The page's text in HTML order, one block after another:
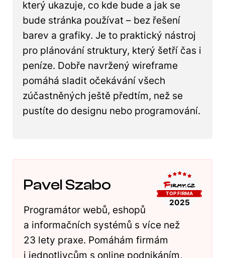
který ukazuje, co kde bude a jak se
bude stránka používat – bez řešení
barev a grafiky. Je to praktický nástroj
pro plánování struktury, který šetří čas i
peníze. Dobře navržený wireframe
pomáhá sladit očekávání všech
zúčastněných ještě předtím, než se
pustíte do designu nebo programování.
Pavel Szabo
Programátor webů, eshopů
a informačních systémů s více než
23 lety praxe. Pomáhám firmám
i jednotlivcům s online podnikáním,